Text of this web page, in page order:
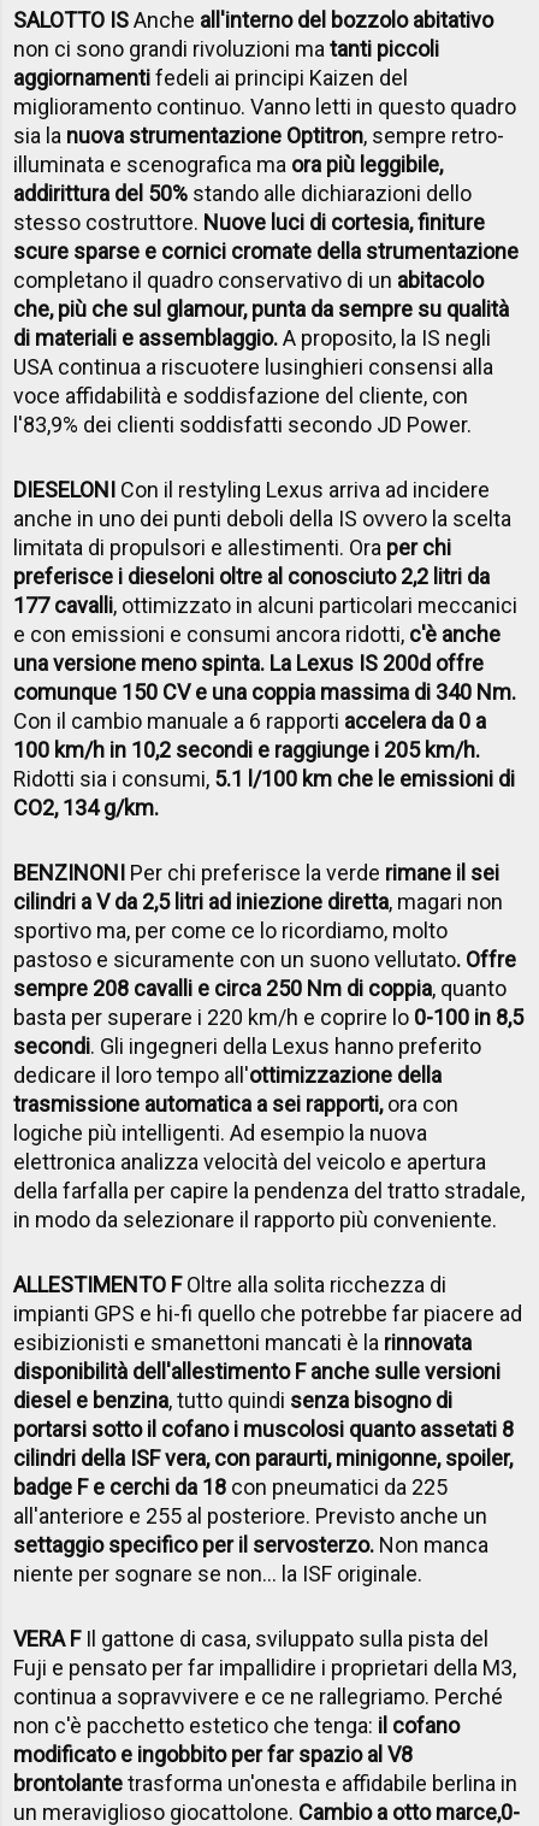
SALOTTO ISAnche all'interno del bozzolo abitativo
non ci sono grandi rivoluzioni matanti piccoli
aggiornamentifedeli ai principi Kaizen del
miglioramento continuo. Vanno letti in questo quadro
sia la nuova strumentazione Optitron, sempre retro-
illuminata e scenografica ma ora più leggibile,
addirittura del 50% stando alle dichiarazioni dello
stesso costruttore. Nuove luci di cortesia, finiture
scure sparse e cornici cromate della strumentazione
completano il quadro conservativo di un abitacolo
che, più che sul glamour, punta da sempre su qualità
di materiali e assemblaggio.A proposito, la IS negli
USA continua a riscuotere lusinghieri consensi alla
voce affidabilità e soddisfazione del cliente, con
l'83,9% dei clienti soddisfatti secondo JD Power.
DIESELONI Con il restyling Lexus arriva ad incidere
anche in uno dei punti deboli della IS ovvero la scelta
limitata di propulsori e allestimenti. Ora per chi
preferisce i dieseloni oltre al conosciuto 2,2 litri da
177 cavalli, ottimizzato in alcuni particolari meccanici
e con emissioni e consumi ancora ridotti, c'è anche
una versione meno spinta. La Lexus IS 200d offre
comunque 150 CV e una coppia massima di 340 Nm.
Con il cambio manuale a 6 rapporti accelera da 0 a
100 km/h in 10,2 secondi e raggiunge i 205 km/h.
Ridotti sia i consumi, 5.1 l/100 km che le emissioni di
CO2, 134 g/km.
BENZINONI Per chi preferisce la verde rimane il sei
cilindri a V da 2,5 litri ad iniezione diretta, magari non
sportivo ma, per come ce lo ricordiamo, molto
pastoso e sicuramente con un suono vellutato. Offre
sempre 208 cavalli e circa 250 Nm di coppia, quanto
basta per superare i 220 km/h e coprire lo 0-100 in 8,5
secondi. Gli ingegneri della Lexus hanno preferito
dedicare il loro tempo all'ottimizzazione della
trasmissione automatica a sei rapporti,ora con
logiche più intelligenti. Ad esempio la nuova
elettronica analizza velocità del veicolo e apertura
della farfalla per capire la pendenza del tratto stradale,
in modo da selezionare il rapporto più conveniente.
ALLESTIMENTO FOltre alla solita ricchezza di
impianti GPS e hi-fi quello che potrebbe far piacere ad
esibizionisti e smanettoni mancati è la rinnovata
disponibilità dell'allestimento F anche sulle versioni
diesel e benzina, tutto quindi senza bisogno di
portarsi sotto il cofano i muscolosi quanto assetati 8
cilindri della ISF vera, con paraurti, minigonne, spoiler,
badge F e cerchi da 18 con pneumatici da 225
all'anteriore e 255 al posteriore. Previsto anche un
settaggio specifico per il servosterzo. Non manca
niente per sognare se non... la ISF originale.
VERA FIl gattone di casa, sviluppato sulla pista del
Fuji e pensato per far impallidire i proprietari della M3,
continua a sopravvivere e ce ne rallegriamo. Perché
non c'è pacchetto estetico che tenga: il cofano
modificato e ingobbito per far spazio al V8
brontolantetrasforma un'onesta e affidabile berlina in
un meraviglioso giocattolone. Cambio a otto marce,0-